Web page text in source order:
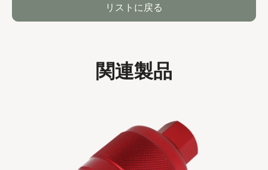
リストに戻る
関連製品